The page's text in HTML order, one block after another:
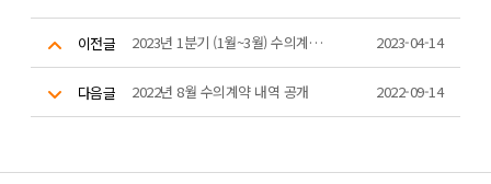
이전글 2023년 1분기 (1월~3월) 수의계약 내역 공개 2023-04-14
다음글 2022년 8월 수의계약 내역 공개 2022-09-14